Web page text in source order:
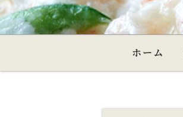
ホーム